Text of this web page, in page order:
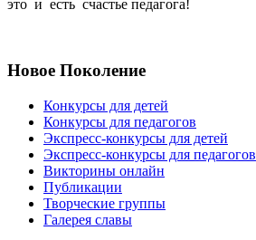
это и есть счастье педагога!
Новое Поколение
Конкурсы для детей
Конкурсы для педагогов
Экспресс-конкурсы для детей
Экспресс-конкурсы для педагогов
Викторины онлайн
Публикации
Творческие группы
Галерея славы